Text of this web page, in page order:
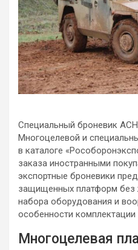
Специальный броневик
Многоцелевой и
в каталоге
заказа иностранными
экспортные броневики
защищенных платформ без
набора оборудования и
особенности комплектации
Многоцелевая